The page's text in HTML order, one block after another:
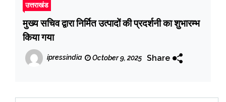
उत्तराखंड
मुख्य सचिव द्वारा निर्मित उत्पादों की प्रदर्शनी का शुभारम्भ
किया गया
ipressindia October 9, 2025 Share